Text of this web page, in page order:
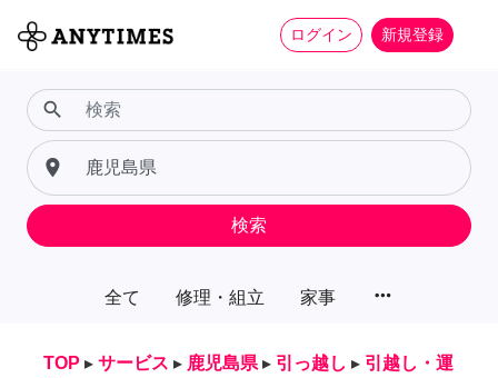
ログイン 新規登録
全て 修理・組立 家事 more_horiz
search
place
検索
TOP ▸ サービス ▸ 鹿児島県 ▸ 引っ越し ▸ 引越し・運